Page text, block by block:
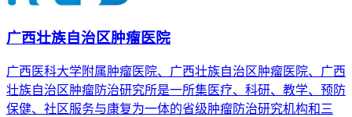
广西壮族自治区肿瘤医院
广西医科大学附属肿瘤医院、广西壮族自治区肿瘤医院、广西
壮族自治区肿瘤防治研究所是一所集医疗、科研、教学、预防
保健、社区服务与康复为一体的省级肿瘤防治研究机构和三